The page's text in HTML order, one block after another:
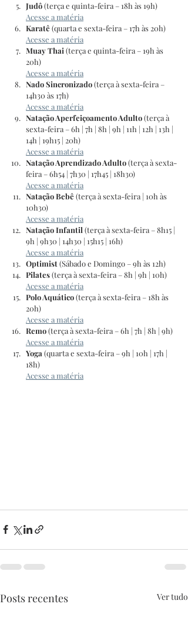
Judô (terça e quinta-feira – 18h às 19h)
Acesse a matéria
Karatê (quarta e sexta-feira – 17h às 20h)
Acesse a matéria
Muay Thai (terça e quinta-feira – 19h às
20h)
Acesse a matéria
Nado Sincronizado (terça à sexta-feira –
14h30 às 17h)
Acesse a matéria
Natação Aperfeiçoamento Adulto (terça à
sexta-feira – 6h | 7h | 8h | 9h | 11h | 12h | 13h |
14h | 19h15 | 20h)
Acesse a matéria
Natação Aprendizado Adulto (terça à sexta-
feira – 6h54 | 7h30 | 17h45 | 18h30)
Acesse a matéria
Natação Bebê (terça à sexta-feira | 10h às
10h30)
Acesse a matéria
Natação Infantil (terça à sexta-feira – 8h15 |
9h | 9h30 | 14h30 | 15h15 | 16h)
Acesse a matéria
Optimist (Sábado e Domingo – 9h às 12h)
Pilates (terça à sexta-feira – 8h | 9h | 10h)
Acesse a matéria
Polo Aquático (terça à sexta-feira – 18h às
20h)
Acesse a matéria
Remo (terça à sexta-feira – 6h | 7h | 8h | 9h)
Acesse a matéria
Yoga (quarta e sexta-feira – 9h | 10h | 17h |
18h)
Acesse a matéria
Posts recentes Ver tudo